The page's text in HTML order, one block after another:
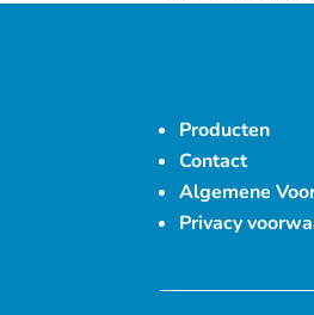
Producten
Contact
Algemene
Privacy